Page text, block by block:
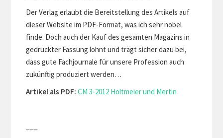
Der Verlag erlaubt die Bereitstellung des Artikels auf
dieser Website im PDF-Format, was ich sehr nobel
finde. Doch auch der Kauf des gesamten Magazins in
gedruckter Fassung lohnt und trägt sicher dazu bei,
dass gute Fachjournale für unsere Profession auch
zukünftig produziert werden…
Artikel als PDF: CM 3-2012 Holtmeier und Mertin